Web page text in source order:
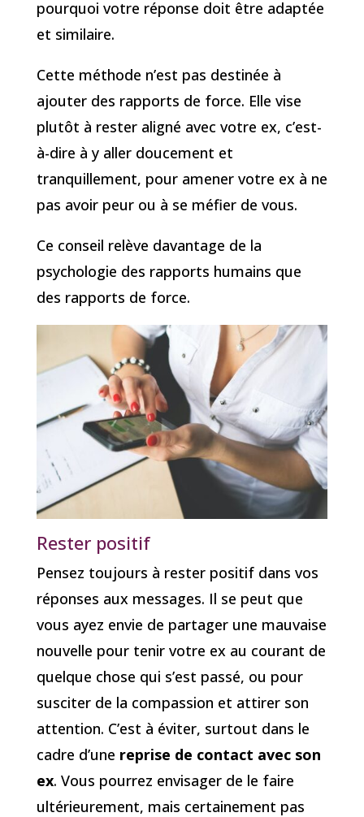
pourquoi votre réponse doit être adaptée
et similaire.
Cette méthode n’est pas destinée à
ajouter des rapports de force. Elle vise
plutôt à rester aligné avec votre ex, c’est-
à-dire à y aller doucement et
tranquillement, pour amener votre ex à ne
pas avoir peur ou à se méfier de vous.
Ce conseil relève davantage de la
psychologie des rapports humains que
des rapports de force.
Rester positif
Pensez toujours à rester positif dans vos
réponses aux messages. Il se peut que
vous ayez envie de partager une mauvaise
nouvelle pour tenir votre ex au courant de
quelque chose qui s’est passé, ou pour
susciter de la compassion et attirer son
attention. C’est à éviter, surtout dans le
cadre d’une reprise de contact avec son
ex. Vous pourrez envisager de le faire
ultérieurement, mais certainement pas